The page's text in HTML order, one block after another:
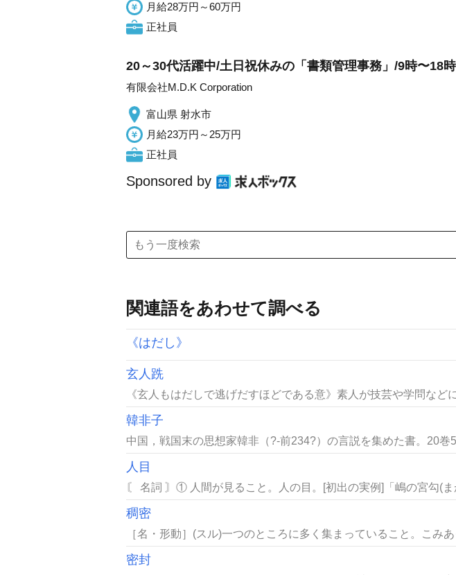
月給28万円～60万円
正社員
20～30代活躍中/土日祝休みの「書類管理事務」/9時〜18
有限会社M.D.K Corporation
富山県 射水市
月給23万円～25万円
正社員
Sponsored by
関連語をあわせて調べる
《はだし》
玄人跣
《玄人もはだしで逃げだすほどである意》素人が技芸や学問など
韓非子
中国，戦国末の思想家韓非（?-前234?）の言説を集めた書。20巻
人目
〘 名詞 〙① 人間が見ること。人の目。[初出の実例]「嶋の宮勾(ま
稠密
［名・形動］(スル)一つのところに多く集まっていること。こみ
密封